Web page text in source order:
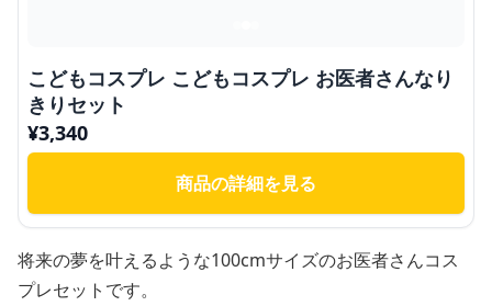
こどもコスプレ こどもコスプレ お医者さんなり
きりセット
¥3,340
商品の詳細を見る
将来の夢を叶えるような100cmサイズのお医者さんコス
プレセットです。